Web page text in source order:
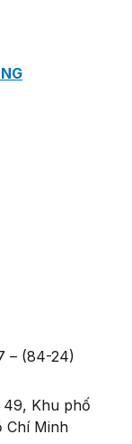
– (84-24)
49, Khu phố
Chí Minh